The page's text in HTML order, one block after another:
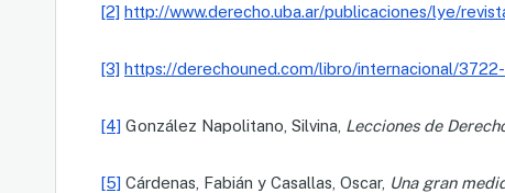
[2] http://www.derecho.uba.ar/publicaciones/lye/
[3] https://derechouned.com/libro/internacional/
[4] González Napolitano, Silvina, Lecciones de
[5] Cárdenas, Fabián y Casallas, Oscar, Una gran